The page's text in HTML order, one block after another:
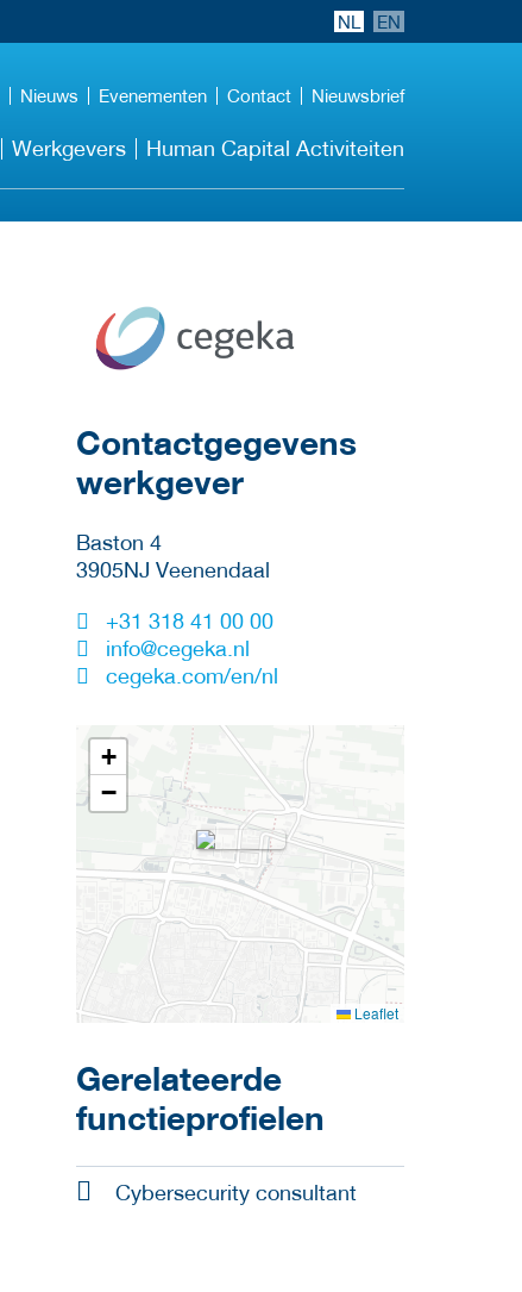
NL EN
Nieuws Evenementen Contact Nieuwsbrief
Werkgevers Human Capital Activiteiten
Meer werkgever
details
Contactgegevens
werkgever
Baston 4
3905NJ Veenendaal
+31 318 41 00 00
info@cegeka.nl
cegeka.com/en/nl
+
−
Leaflet
Gerelateerde
functieprofielen
Cybersecurity consultant